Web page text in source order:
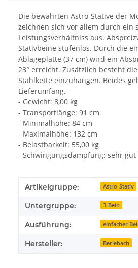
Die bewährten Astro-Stative der
zeichnen sich vor allem durch ein
Leistungsverhältniss aus.
Stativbeine stufenlos. Durch die
Ablageplatte (37 cm) wird ein
23° erreicht. Zusätzlich besteht
Stahlkette einzuhängen. Beides
Lieferumfang.
- Gewicht: 8,00 kg
- Transportlänge: 91 cm
- Minimalhöhe: 84 cm
- Maximalhöhe: 132 cm
- Belastbarkeit: 55,00 kg
- Schwingungsdämpfung: sehr gut
Produkteigenschaft
Wert
Artikelgruppe: Astro-Stativ
Untergruppe: 3-Bein
Ausführung: einfacher
Hersteller: Berlebach